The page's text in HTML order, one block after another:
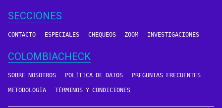
SECCIONES
CONTACTO ESPECIALES CHEQUEOS ZOOM INVESTIGACIONES
COLOMBIACHECK
SOBRE NOSOTROS POLÍTICA DE DATOS PREGUNTAS FRECUENTES
METODOLOGÍA TÉRMINOS Y CONDICIONES